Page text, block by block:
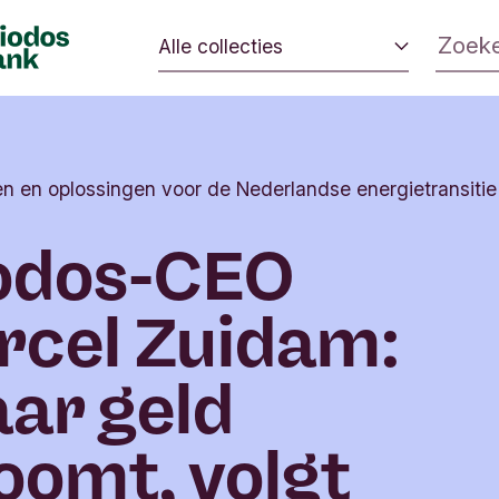
Alle collecties
Eerlijk eten
Van ik naar wij
Beleggen in verandering
en oplossingen voor de Nederlandse energietransitie
CEO
Zuidam:
geld
volgt